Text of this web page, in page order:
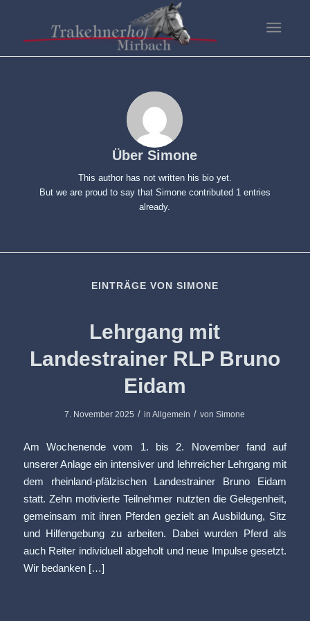
ÜberSimone
This author has not written his bio yet.
But we are proud to say that Simonecontributed 1 entries
already.
EINTRÄGE VON SIMONE
Lehrgang mit
Landestrainer RLP Bruno
Eidam
7. November 2025 / inAllgemein / vonSimone
Am Wochenende vom 1. bis 2. November fand auf
unserer Anlage ein intensiver und lehrreicher Lehrgang mit
dem rheinland-pfälzischen Landestrainer Bruno Eidam
statt. Zehn motivierte Teilnehmer nutzten die Gelegenheit,
gemeinsam mit ihren Pferden gezielt an Ausbildung, Sitz
und Hilfengebung zu arbeiten. Dabei wurden Pferd als
auch Reiter individuell abgeholt und neue Impulse gesetzt.
Wir bedanken […]